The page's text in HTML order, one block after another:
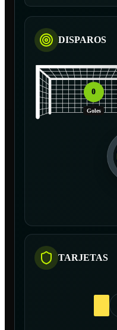
DISPAROS
0
Goles
TARJETAS